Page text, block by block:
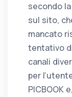
secondo
sul sito,
mancato
tentativo
canali
per
PICBOOK